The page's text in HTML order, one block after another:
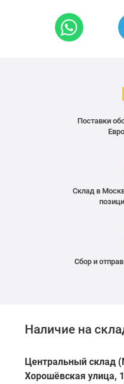
Поставки
Склад в
Сбор и
Наличие на
Центральный склад
Хорошёвская улица,